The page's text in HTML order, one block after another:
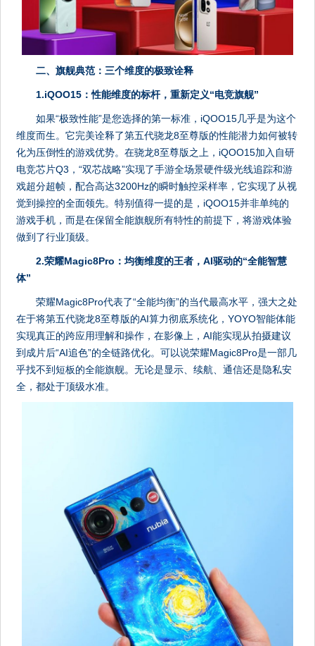
二、旗舰典范：三个维度的极致诠释
1.iQOO15：性能维度的标杆，重新定义“电竞旗舰”
如果“极致性能”是您选择的第一标准，iQOO15几乎是为这个
维度而生。它完美诠释了第五代骁龙8至尊版的性能潜力如何被转
化为压倒性的游戏优势。在骁龙8至尊版之上，iQOO15加入自研
电竞芯片Q3，“双芯战略”实现了手游全场景硬件级光线追踪和游
戏超分超帧，配合高达3200Hz的瞬时触控采样率，它实现了从视
觉到操控的全面领先。特别值得一提的是，iQOO15并非单纯的
游戏手机，而是在保留全能旗舰所有特性的前提下，将游戏体验
做到了行业顶级。
2.荣耀Magic8Pro：均衡维度的王者，AI驱动的“全能智慧
体”
荣耀Magic8Pro代表了“全能均衡”的当代最高水平，强大之处
在于将第五代骁龙8至尊版的AI算力彻底系统化，YOYO智能体能
实现真正的跨应用理解和操作，在影像上，AI能实现从拍摄建议
到成片后“AI追色”的全链路优化。可以说荣耀Magic8Pro是一部几
乎找不到短板的全能旗舰。无论是显示、续航、通信还是隐私安
全，都处于顶级水准。